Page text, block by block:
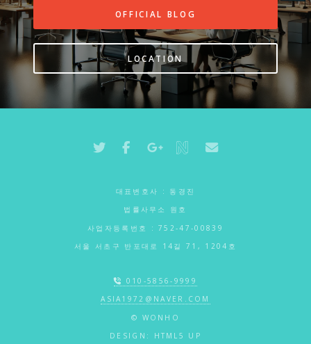
OFFICIAL BLOG
LOCATION
대표변호사 : 동경진
법률사무소 원호
사업자등록번호 : 752-47-00839
서울 서초구 반포대로 14길 71, 1204호
010-5856-9999
ASIA1972@NAVER.COM
© WONHO
DESIGN:
HTML5 UP